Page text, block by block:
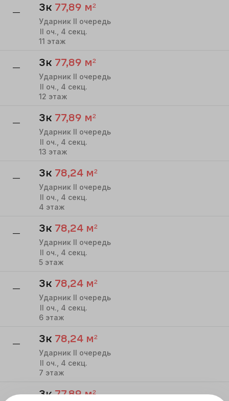
— 3к 77,89 м²
Ударник II очередь
II оч., 4 секц.
11 этаж
— 3к 77,89 м²
Ударник II очередь
II оч., 4 секц.
12 этаж
— 3к 77,89 м²
Ударник II очередь
II оч., 4 секц.
13 этаж
— 3к 78,24 м²
Ударник II очередь
II оч., 4 секц.
4 этаж
— 3к 78,24 м²
Ударник II очередь
II оч., 4 секц.
5 этаж
— 3к 78,24 м²
Ударник II очередь
II оч., 4 секц.
6 этаж
— 3к 78,24 м²
Ударник II очередь
II оч., 4 секц.
7 этаж
— 3к 77,89м²